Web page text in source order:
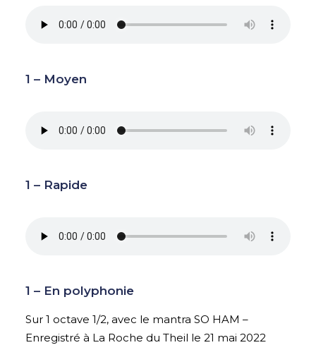
1 – Moyen
1 – Rapide
1 – En polyphonie
Sur 1 octave 1/2, avec le mantra SO HAM –
Enregistré à La Roche du Theil le 21 mai 2022